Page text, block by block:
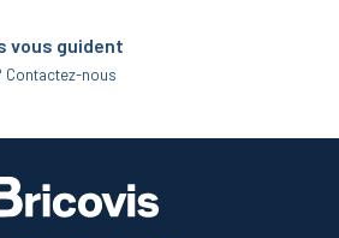
vous guident
Contactez-nous